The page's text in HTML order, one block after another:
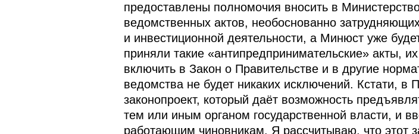
предоставлены полномочия вносить в
ведомственных актов, необоснованно
и инвестиционной деятельности, а Минюст уже
приняли такие «антипредпринимательские» акты,
включить в Закон о Правительстве и в другие
ведомства не будет никаких исключений. Кстати, в
законопроект, который даёт возможность
тем или иным органом государственной власти, и
работающим чиновникам. Я рассчитываю, что этот